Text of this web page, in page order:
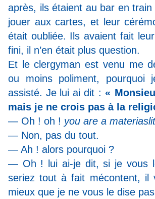
après, ils étaient au bar en
jouer aux cartes, et leur
était oubliée. Ils avaient fait leur
fini, il n’en était plus question.
Et le clergyman est venu me
ou moins poliment, pourquoi
assisté. Je lui ai dit : «
mais je ne crois pas à la
— Oh ! oh ! you are a
— Non, pas du tout.
— Ah ! alors pourquoi ?
— Oh ! lui ai-je dit, si je vous
seriez tout à fait mécontent, il
mieux que je ne vous le dise